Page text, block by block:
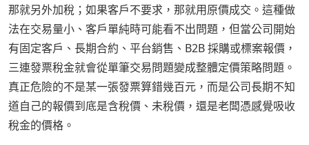
那就另外加稅；如果客戶不要求，那就用原價成交。這種做
法在交易量小、客戶單純時可能看不出問題，但當公司開始
有固定客戶、長期合約、平台銷售、B2B 採購或標案報價，
三連發票稅金就會從單筆交易問題變成整體定價策略問題。
真正危險的不是某一張發票算錯幾百元，而是公司長期不知
道自己的報價到底是含稅價、未稅價，還是老闆憑感覺吸收
稅金的價格。